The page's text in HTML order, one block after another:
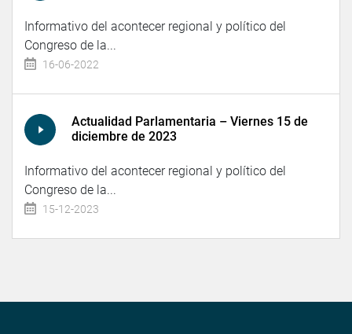
Informativo del acontecer regional y político del
Congreso de la...
16-06-2022
Actualidad Parlamentaria – Viernes 15 de
diciembre de 2023
Informativo del acontecer regional y político del
Congreso de la...
15-12-2023